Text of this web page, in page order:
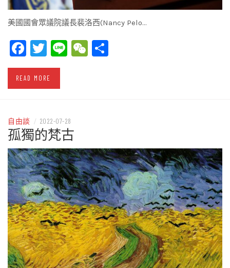
美國國會眾議院議長裴洛西(Nancy Pelo…
Facebook
Twitter
LineWeChat
READ MORE
自由談 / 2022-07-28
孤獨的梵古